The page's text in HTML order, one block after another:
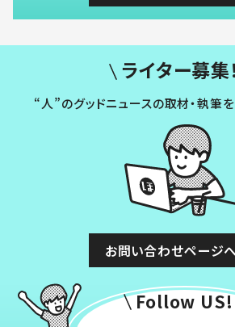
ライター募集！
“人”のグッドニュースの取材・執筆
お問い合わせページへ
Follow US!